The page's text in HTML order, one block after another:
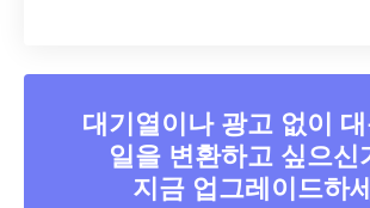
대기열이나 광고 없이
일을 변환하고 싶으신
지금 업그레이드하